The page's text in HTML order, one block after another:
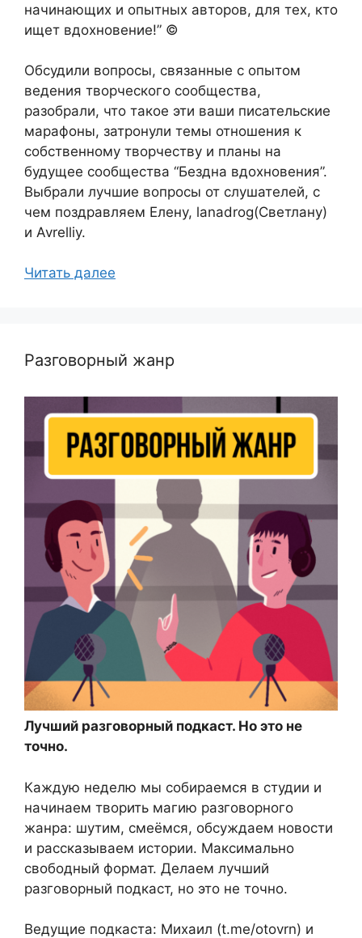
начинающих и опытных авторов, для тех, кто
ищет вдохновение!” ©
Обсудили вопросы, связанные с опытом
ведения творческого сообщества,
разобрали, что такое эти ваши писательские
марафоны, затронули темы отношения к
собственному творчеству и планы на
будущее сообщества “Бездна вдохновения”.
Выбрали лучшие вопросы от слушателей, с
чем поздравляем Елену, lanadrog(Светлану)
и Avrelliy.
Читать далее
Разговорный жанр
Лучший разговорный подкаст. Но это не
точно.
Каждую неделю мы собираемся в студии и
начинаем творить магию разговорного
жанра: шутим, смеёмся, обсуждаем новости
и рассказываем истории. Максимально
свободный формат. Делаем лучший
разговорный подкаст, но это не точно.
Ведущие подкаста: Михаил (t.me/otovrn) и